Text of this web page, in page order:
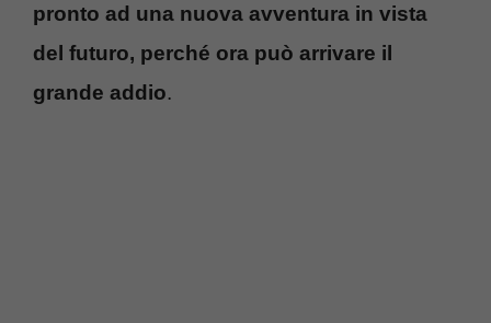
pronto ad una nuova avventura in vista
del futuro, perché ora può arrivare il
grande addio.